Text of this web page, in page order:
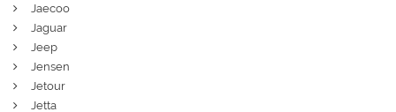
Jaecoo
Jaguar
Jeep
Jensen
Jetour
Jetta